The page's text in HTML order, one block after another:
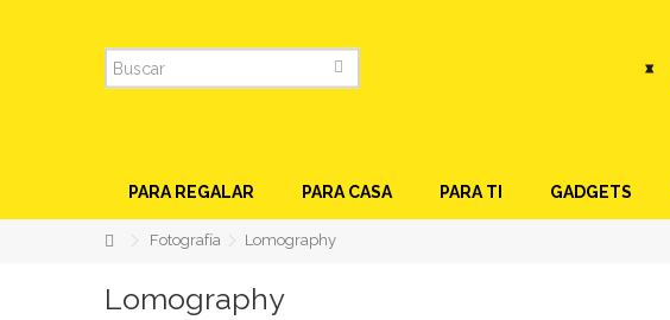
PARA REGALAR PARA CASA PARA TI GADGETS
Fotografía Lomography
Lomography